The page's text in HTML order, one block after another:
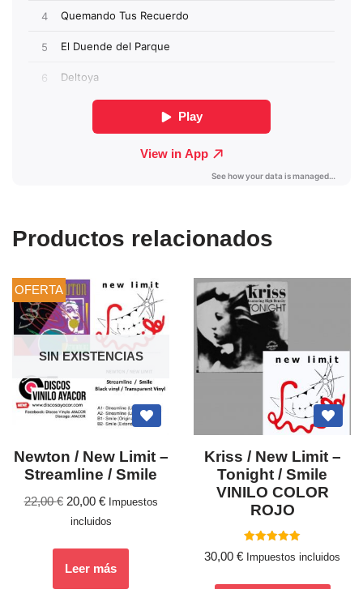
Productos relacionados
OFERTA
SIN EXISTENCIAS
Newton / New Limit ‎–
Streamline / Smile
22,00€ 20,00 €
Impuestos
incluidos
Leer más
Kriss / New Limit –
Tonight / Smile
VINILO COLOR
ROJO
con
30,00 € Impuestos incluidos